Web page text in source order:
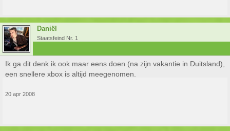
Daniël
Staatsfeind Nr. 1
Ik ga dit denk ik ook maar eens doen (na zijn vakantie in Duitsland),
een snellere xbox is altijd meegenomen.
20 apr 2008